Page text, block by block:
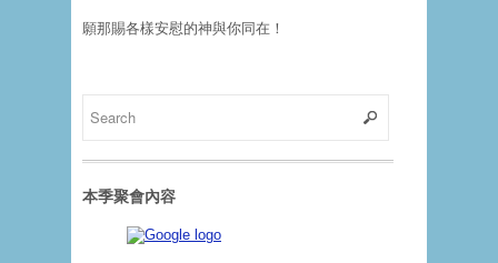
願那賜各樣安慰的神與你同在！
本季聚會內容